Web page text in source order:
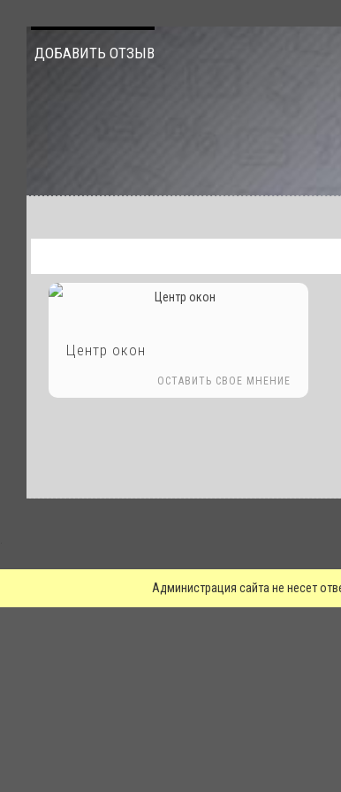
ДОБАВИТЬ ОТЗЫВ
Центр окон
ОСТАВИТЬ СВОЕ МНЕНИЕ
Администрация сайта не несет